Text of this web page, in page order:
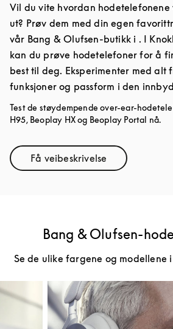
Vil du vite hvordan
ut? Prøv dem med din egen
vår Bang & Olufsen-butikk i . I
kan du prøve hodetelefoner for å
best til deg. Eksperimenter med
funksjoner og passform i den
Test de støydempende over-ear-
H95, Beoplay HX og Beoplay Portal nå.
Få veibeskrivelseLink Opens in New Tab
Bang & Olufsen-
Se de ulike fargene og modellene